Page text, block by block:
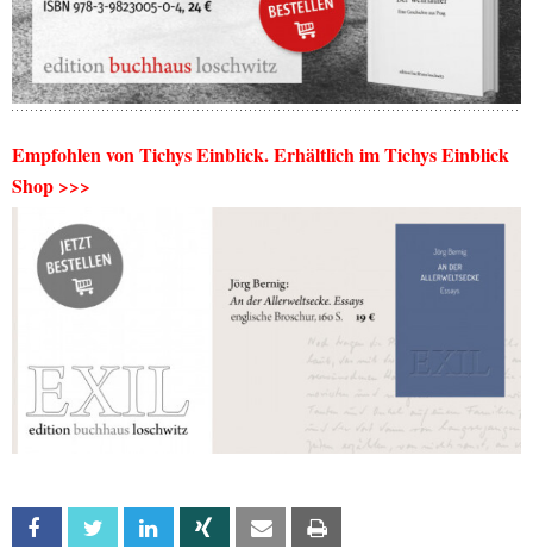
Empfohlen von Tichys Einblick. Erhältlich im Tichys Einblick
Shop >>>
Facebook Twitter Linkedin Xing Email